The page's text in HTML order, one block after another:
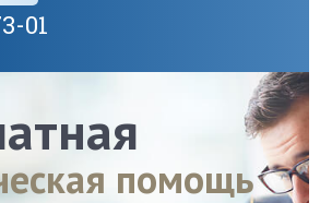
01
помощь